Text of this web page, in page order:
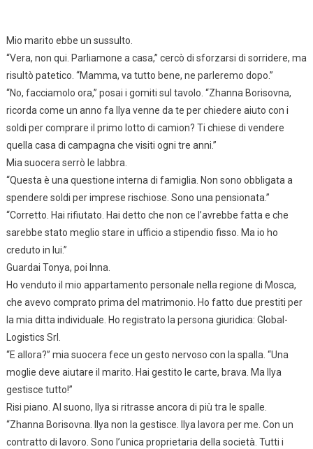
Mio marito ebbe un sussulto.
“Vera, non qui. Parliamone a casa,” cercò di sforzarsi di sorridere, ma
risultò patetico. “Mamma, va tutto bene, ne parleremo dopo.”
“No, facciamolo ora,” posai i gomiti sul tavolo. “Zhanna Borisovna,
ricorda come un anno fa Ilya venne da te per chiedere aiuto con i
soldi per comprare il primo lotto di camion? Ti chiese di vendere
quella casa di campagna che visiti ogni tre anni.”
Mia suocera serrò le labbra.
“Questa è una questione interna di famiglia. Non sono obbligata a
spendere soldi per imprese rischiose. Sono una pensionata.”
“Corretto. Hai rifiutato. Hai detto che non ce l’avrebbe fatta e che
sarebbe stato meglio stare in ufficio a stipendio fisso. Ma io ho
creduto in lui.”
Guardai Tonya, poi Inna.
Ho venduto il mio appartamento personale nella regione di Mosca,
che avevo comprato prima del matrimonio. Ho fatto due prestiti per
la mia ditta individuale. Ho registrato la persona giuridica: Global-
Logistics Srl.
“E allora?” mia suocera fece un gesto nervoso con la spalla. “Una
moglie deve aiutare il marito. Hai gestito le carte, brava. Ma Ilya
gestisce tutto!”
Risi piano. Al suono, Ilya si ritrasse ancora di più tra le spalle.
“Zhanna Borisovna. Ilya non la gestisce. Ilya lavora per me. Con un
contratto di lavoro. Sono l’unica proprietaria della società. Tutti i